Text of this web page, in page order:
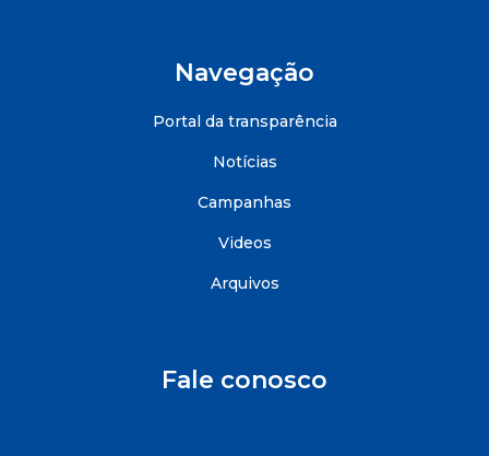
Navegação
Portal da transparência
Notícias
Campanhas
Videos
Arquivos
Fale conosco